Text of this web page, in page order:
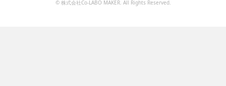
© 株式会社Co-LABO MAKER. All Rights Reserved.